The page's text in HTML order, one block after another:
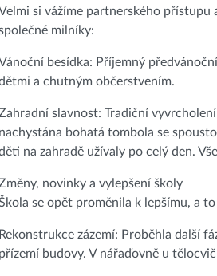
si vážíme partnerského
milníky:
besídka: Příjemný
a chutným občerstvením.
slavnost: Tradiční
nachystána bohatá tombola se
na zahradě užívaly po celý den.
novinky a vylepšení školy
se opět proměnila k lepšímu, a
Rekonstrukce zázemí: Proběhla další
přízemí budovy. V nářaďovně u